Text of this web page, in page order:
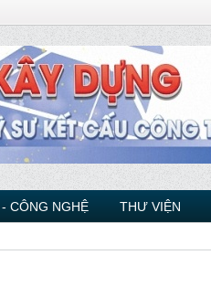
CÔNG NGHỆ THƯ VIỆN